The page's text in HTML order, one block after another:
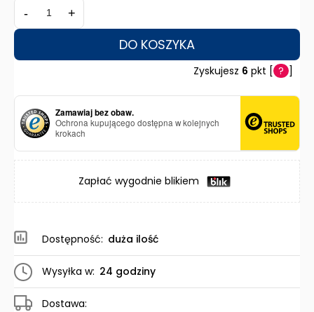
- +
DO KOSZYKA
Zyskujesz 6 pkt [ ? ]
Zamawiaj bez obaw.
Ochrona kupującego dostępna w kolejnych
krokach
Zapłać wygodnie blikiem
Dostępność: duża ilość
Wysyłka w: 24 godziny
Dostawa: